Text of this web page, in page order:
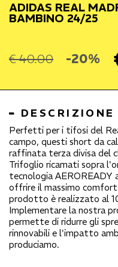
ADIDAS REAL
BAMBINO 24/25
€ 40.00 -20%
DESCRIZIONE
Perfetti per i tifosi del
campo, questi short da
raffinata terza divisa del
Trifoglio ricamati sopra
tecnologia
offrire il massimo
prodotto è realizzato al
Implementare la nostra
permette di ridurre gli
rinnovabili e l'impatto
produciamo.